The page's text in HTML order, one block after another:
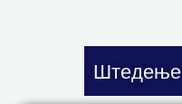
Штедење